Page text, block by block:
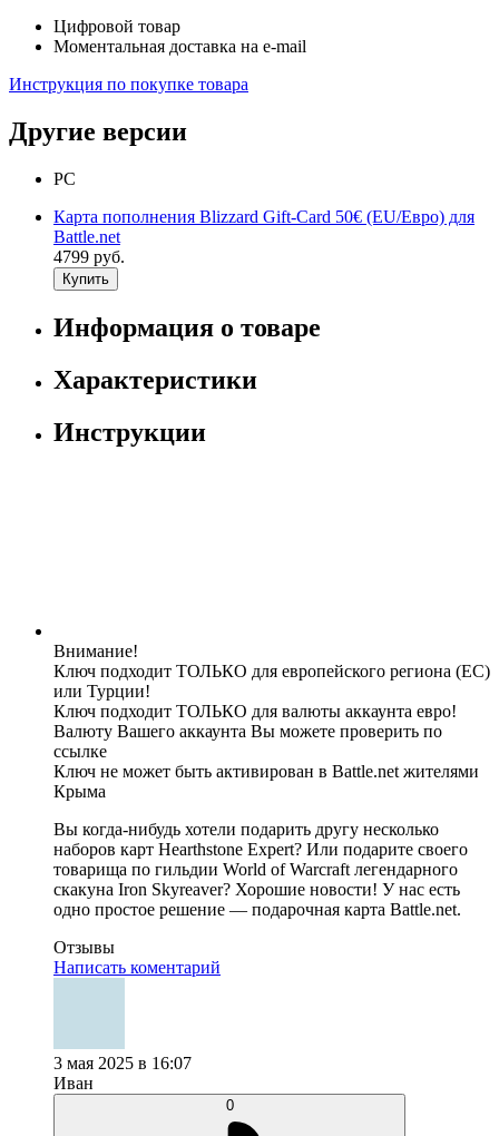
Цифровой товар
Моментальная доставка на e-mail
Инструкция по покупке товара
Другие версии
PC
Карта пополнения Blizzard Gift-Card 50€ (EU/Евро) для
Battle.net
4799 руб.
Купить
Информация о товаре
Характеристики
Инструкции
Внимание!
Ключ подходит ТОЛЬКО для европейского региона (ЕС)
или Турции!
Ключ подходит ТОЛЬКО для валюты аккаунта евро!
Валюту Вашего аккаунта Вы можете проверить по
ссылке
Ключ не может быть активирован в Battle.net жителями
Крыма
Вы когда-нибудь хотели подарить другу несколько
наборов карт Hearthstone Expert? Или подарите своего
товарища по гильдии World of Warcraft легендарного
скакуна Iron Skyreaver? Хорошие новости! У нас есть
одно простое решение — подарочная карта Battle.net.
Отзывы
Написать коментарий
3 мая 2025 в 16:07
Иван
0